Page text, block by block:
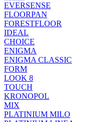
EVERSENSE
FLOORPAN
FORESTFLOOR
IDEAL
CHOICE
ENIGMA
ENIGMA CLASSIC
FORM
LOOK 8
TOUCH
KRONOPOL
MIX
PLATINIUM MILO